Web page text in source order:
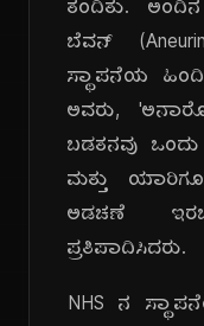
ತಂದಿತು.
ಬೆವನ್
ಸ್ಥಾಪನೆಯ
ಅವರು,
ಬಡತನವು
ಮತ್ತು
ಅಡಚಣೆ
ಪ್ರತಿಪಾದಿಸಿದರು.
NHS ನ